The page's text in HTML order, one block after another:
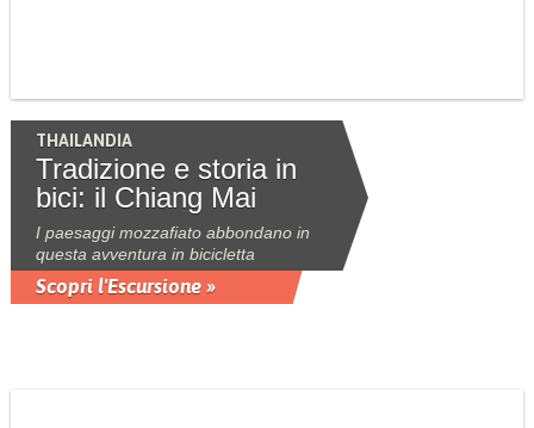
THAILANDIA
Tradizione e storia in
bici: il Chiang Mai
I paesaggi mozzafiato abbondano in
questa avventura in bicicletta
Scopri l'Escursione »